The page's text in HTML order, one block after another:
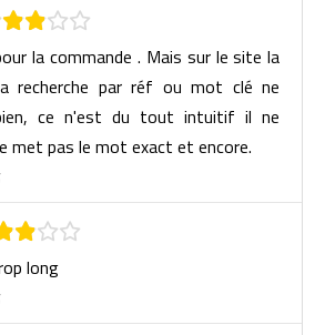
la commande . Mais sur le site la
recherche par réf ou mot clé ne
ce n'est du tout intuitif il ne
met pas le mot exact et encore.
long